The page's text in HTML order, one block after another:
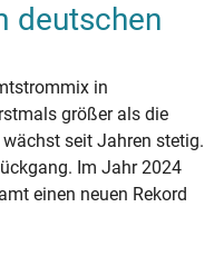
deutschen
in
größer als die
seit Jahren stetig.
Im Jahr 2024
einen neuen Rekord